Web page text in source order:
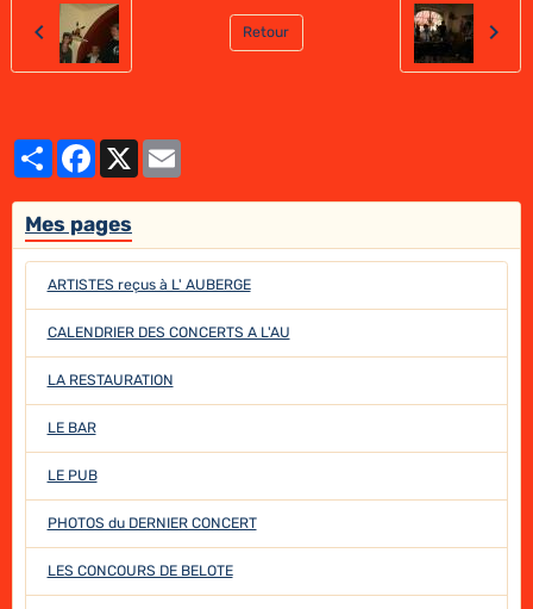
Retour
PartagerFacebook
X
Mes pages
ARTISTES reçus à L' AUBERGE
CALENDRIER DES CONCERTS A L'AU
LA RESTAURATION
LE BAR
LE PUB
PHOTOS du DERNIER CONCERT
LES CONCOURS DE BELOTE